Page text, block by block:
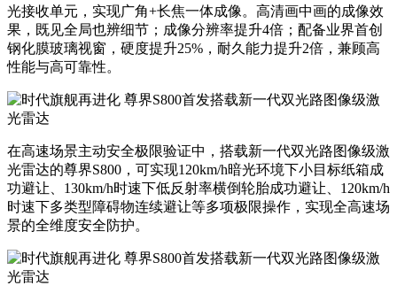
光接收单元，实现广角+长焦一体成像。高清画中画的成像效
果 ，既见全局也辨细节；成像分辨率提升4倍；配备业界首创
钢化膜玻璃视窗，硬度提升25%，耐久能力提升2倍 ，兼顾高
性能与高可靠性。
在高速场景主动安全极限验证中 ， 搭载新一代双光路图像级激
光雷达的尊界S800 ， 可实现120km/h暗光环境下小目标纸箱成
功避让、 130km/h时速下低反射率横倒轮胎成功避让、120km/h
时速下多类型障碍物连续避让等多项极限操作，实现全高速场
景的全维度安全防护。